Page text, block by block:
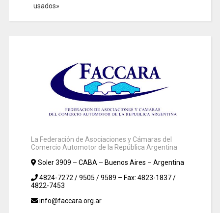
usados»
La Federación de Asociaciones y Cámaras del
Comercio Automotor de la República Argentina
Soler 3909 – CABA – Buenos Aires – Argentina
4824-7272 / 9505 / 9589 – Fax: 4823-1837 /
4822-7453
info@faccara.org.ar